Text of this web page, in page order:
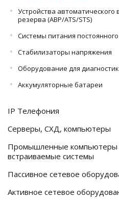
Устройства автоматического
резерва (АВР/ATS/STS)
Системы питания
Стабилизаторы напряжения
Оборудование для
Аккумуляторные батареи
IP Телефония
Серверы, СХД, компьютеры
Промышленные компьютеры
встраиваемые системы
Пассивное сетевое
Активное сетевое